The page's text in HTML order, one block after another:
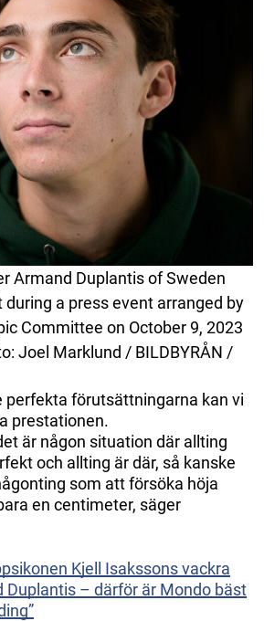
Armand Duplantis of Sweden
a press event arranged by
Committee on October 9, 2023
Joel Marklund / BILDBYRÅN /
perfekta förutsättningarna kan vi
prestationen.
är någon situation där allting
och allting är där, så kanske
som att försöka höja
en centimeter, säger
Kjell Isakssons vackra
Duplantis – därför är Mondo bäst